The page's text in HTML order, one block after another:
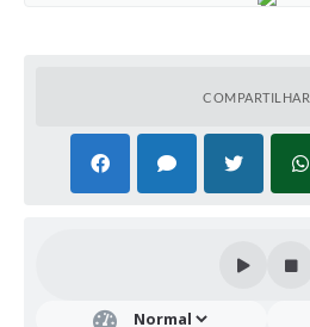
COMPARTILHAR